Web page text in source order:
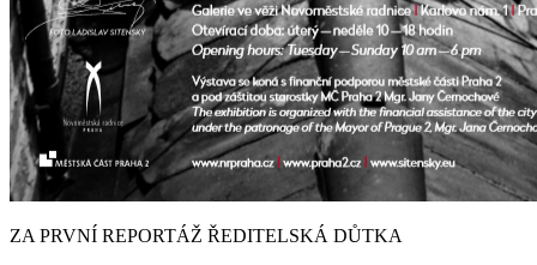
ZA PRVNÍ REPORTÁŽ ŘEDITELSKÁ DŮTKA